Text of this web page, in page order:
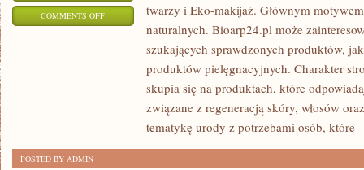
COMMENTS OFFON
KOSMETYKI
twarzy i Eko-makijaż. Głównym
naturalnych. Bioarp24.pl może
szukających sprawdzonych produktów,
produktów pielęgnacyjnych. Charakter
skupia się na produktach, które
związane z regeneracją skóry, włosów
tematykę urody z potrzebami osób, które
POSTED BY ADMIN